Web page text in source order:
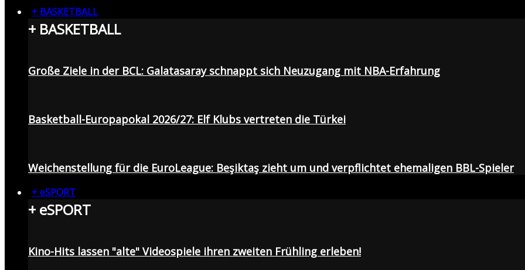
+ BASKETBALL
+ BASKETBALL
Große Ziele in der BCL: Galatasaray schnappt sich Neuzugang mit NBA-Erfahrung
Basketball-Europapokal 2026/27: Elf Klubs vertreten die Türkei
Weichenstellung für die EuroLeague: Beşiktaş zieht um und verpflichtet ehemaligen BBL-Spieler
+ eSPORT
+ eSPORT
Kino-Hits lassen "alte" Videospiele ihren zweiten Frühling erleben!